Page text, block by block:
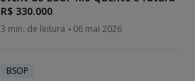
R$ 330.000
3 min. de leitura 06 mai 2026
BSOP